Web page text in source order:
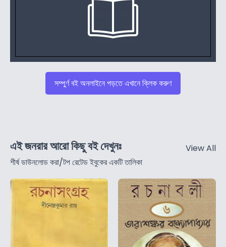
সম্পুর্ণ বই অনলাইনে পড়তে এখানে ক্লিক করুণ
এই জনরার আরো কিছু বই দেখুনঃ
শীর্ষ ডাউনলোড করা/টপ রেটেড ইবুকের একটি তালিকা
View All